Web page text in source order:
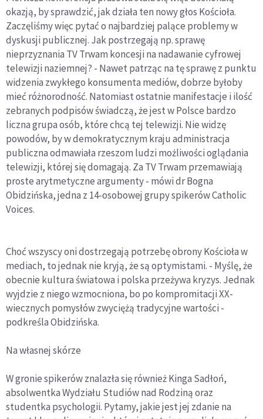
okazją, by sprawdzić, jak działa ten nowy głos Kościoła.
Zaczęliśmy więc pytać o najbardziej palące problemy w
dyskusji publicznej. Jak postrzegają np. sprawę
nieprzyznania TV Trwam koncesji na nadawanie cyfrowej
telewizji naziemnej? - Nawet patrząc na tę sprawę z punktu
widzenia zwykłego konsumenta mediów, dobrze byłoby
mieć różnorodność. Natomiast ostatnie manifestacje i ilość
zebranych podpisów świadczą, że jest w Polsce bardzo
liczna grupa osób, które chcą tej telewizji. Nie widzę
powodów, by w demokratycznym kraju administracja
publiczna odmawiała rzeszom ludzi możliwości oglądania
telewizji, której się domagają. Za TV Trwam przemawiają
proste arytmetyczne argumenty - mówi dr Bogna
Obidzińska, jedna z 14-osobowej grupy spikerów Catholic
Voices.
Choć wszyscy oni dostrzegają potrzebę obrony Kościoła w
mediach, to jednak nie kryją, że są optymistami. - Myślę, że
obecnie kultura światowa i polska przeżywa kryzys. Jednak
wyjdzie z niego wzmocniona, bo po kompromitacji XX-
wiecznych pomysłów zwyciężą tradycyjne wartości -
podkreśla Obidzińska.
Na własnej skórze
W gronie spikerów znalazła się również Kinga Sadłoń,
absolwentka Wydziału Studiów nad Rodziną oraz
studentka psychologii. Pytamy, jakie jest jej zdanie na